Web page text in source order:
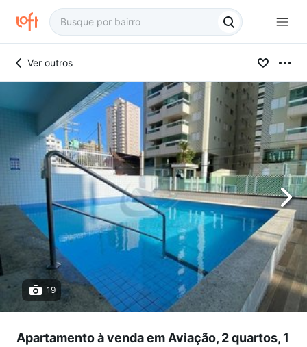
Ver outros
19
Apartamento à venda em Aviação, 2 quartos, 1